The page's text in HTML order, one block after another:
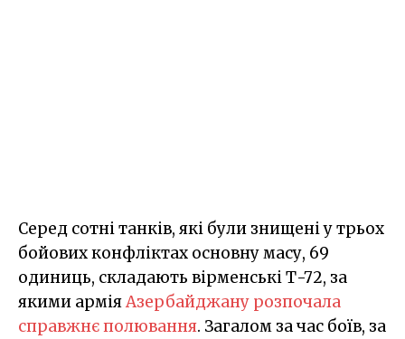
Серед сотні танків, які були знищені у трьох
бойових конфліктах основну масу, 69
одиниць, складають вірменські Т-72, за
якими арміяАзербайджану розпочала
справжнє полювання. Загалом за час боїв, за